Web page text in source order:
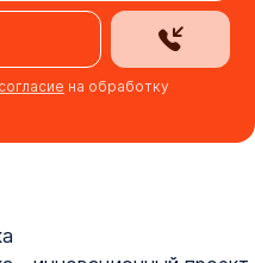
согласие на обработку